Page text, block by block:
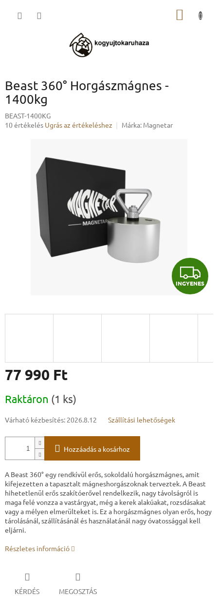
KOSÁR
Beast 360° Horgászmágnes -
1400kg
BEAST-1400KG
A
10 értékelés Ugrás az értékeléshez Márka: Magnetar
I
N
G
INGYENES
77 990 Ft
Raktáron (1 ks)
Várható kézbesítés: 2026.8.12 Szállítási lehetőségek
Hozzáadás a kosárhoz
A Beast 360° egy rendkívül erős, sokoldalú horgászmágnes, amit
kifejezetten a tapasztalt mágneshorgászoknak terveztek. A Beast
hihetetlenül erős szakítóerővel rendelkezik, nagy távolságról is
maga felé vonzza a vastárgyat, még a kerek alakúakat, rozsdásakat
vagy a mélyen elmerülteket is. Ez a horgászmágnes olyan erős, hogy
tárolásánál, szállításánál és használatánál nagy óvatossággal kell
eljárni.
Részletes információ
KÉRDÉS MEGOSZTÁS